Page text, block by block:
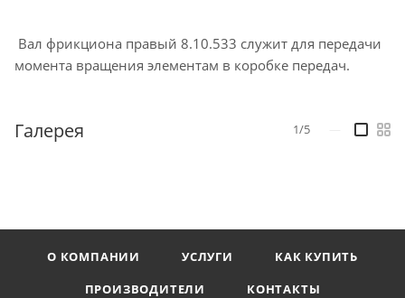
Вал фрикциона правый 8.10.533 служит для передачи
момента вращения элементам в коробке передач.
Галерея 1/5
О КОМПАНИИ УСЛУГИ
КАК КУПИТЬ
ПРОИЗВОДИТЕЛИ
КОНТАКТЫ